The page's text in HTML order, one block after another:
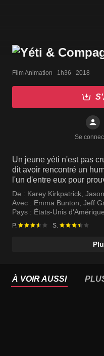
Film Animation   1h36   2018
Se
Un jeune yéti n'est pas
dit avoir rencontré un
l'un d'entre eux pour
De : Karey Kirkpatrick,
Avec : Emma Bunton, Jeff
Pays : États-Unis d'Amérique
P. S.
À VOIR AUSSI